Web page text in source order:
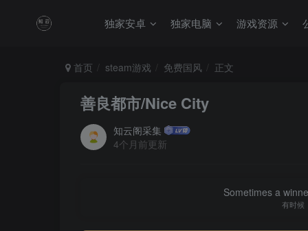
独家安卓 独家电脑 游戏资源
首页 steam游戏 免费国风 正文
善良都市/Nice City
知云阁采集
4个月前更新
Sometimes a
有时候